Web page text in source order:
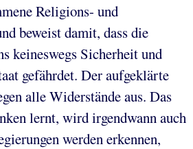
Religions- und
beweist damit, dass die
keineswegs Sicherheit und
gefährdet. Der aufgeklärte
alle Widerstände aus. Das
lernt, wird irgendwann auch
werden erkennen,